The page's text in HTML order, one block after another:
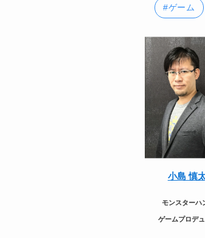
#ゲーム
小島 慎
モンスターハ
ゲームプロデ